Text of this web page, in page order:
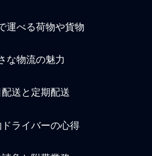
運べる荷物や貨物
な物流の魅力
送と定期配送
ライバーの心得